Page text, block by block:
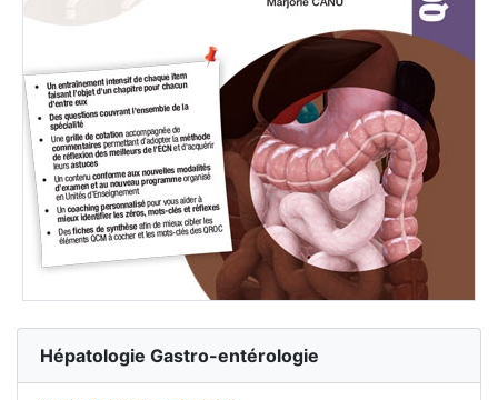
Hépatologie Gastro-entérologie